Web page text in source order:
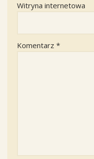
Witryna internetowa
Komentarz *